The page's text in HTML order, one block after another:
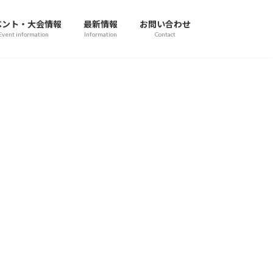
ト・大会情報
information
最新情報
Information
お問い合わせ
Contact